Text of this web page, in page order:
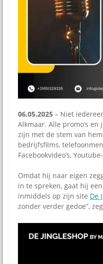
06.05.2025 – Niet
Alkmaar. Alle promo’s
zijn met de stem van
bedrijfsfilms,
Facebookvideo’s,
Omdat hij naar eigen
in te spreken, gaat hij
inmiddels op zijn site De
zonder verder gedoe”,